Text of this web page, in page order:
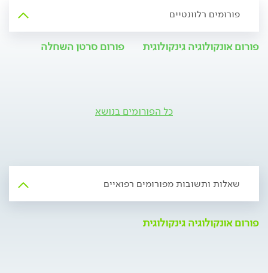
פורומים רלוונטיים
פורום אונקולוגיה גינקולוגית פורום סרטן השחלה
כל הפורומים בנושא
שאלות ותשובות מפורומים רפואיים
פורום אונקולוגיה גינקולוגית